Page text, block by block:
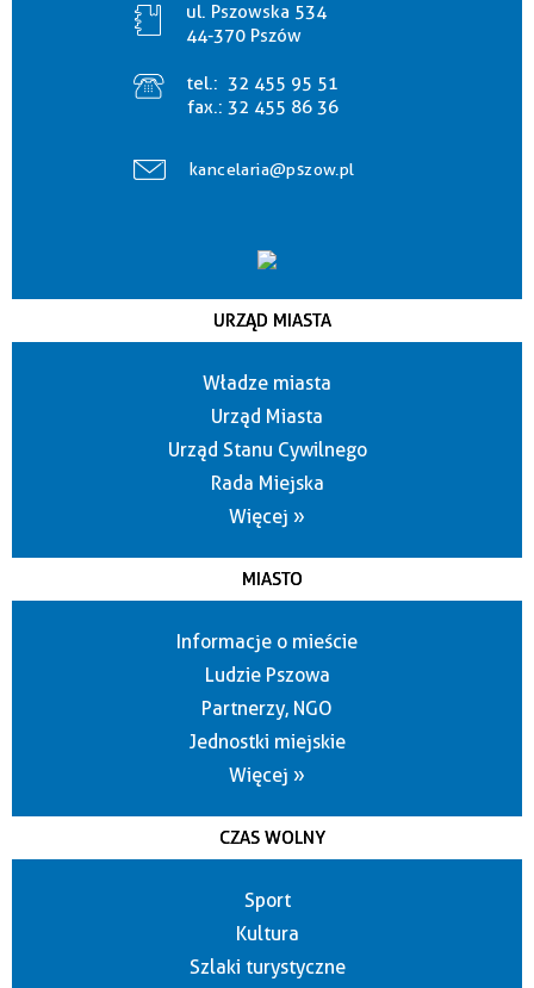
ul. Pszowska 534
44-370 Pszów
tel.: 32 455 95 51
fax.: 32 455 86 36
kancelaria@pszow.pl
URZĄD MIASTA
Władze miasta
Urząd Miasta
Urząd Stanu Cywilnego
Rada Miejska
Więcej »
MIASTO
Informacje o mieście
Ludzie Pszowa
Partnerzy, NGO
Jednostki miejskie
Więcej »
CZAS WOLNY
Sport
Kultura
Szlaki turystyczne